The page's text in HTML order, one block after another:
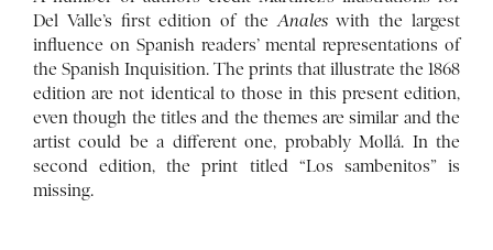
Del Valle’s first edition of theAnaleswith the largest
influence on Spanish readers’ mental representations of
the Spanish Inquisition. The prints that illustrate the 1868
edition are not identical to those in this present edition,
even though the titles and the themes are similar and the
artist could be a different one, probably Mollá. In the
second edition, the print titled “Los sambenitos” is
missing.